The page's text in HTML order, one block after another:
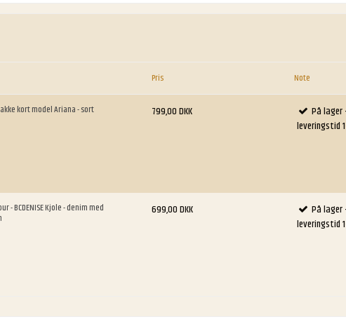
Pris Note
kort model Ariana - sort 799,00 DKK
På lager
leveringstid
- BCDENISE Kjole - denim med 699,00 DKK
På lager
leveringstid